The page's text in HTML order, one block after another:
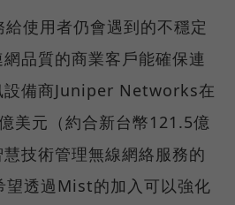
使用者仍會遇到的不穩定
品質的商業客戶能確保連
設備商Juniper Networks在
美元（約合新台幣121.5億
技術管理無線網絡服務的
透過Mist的加入可以強化